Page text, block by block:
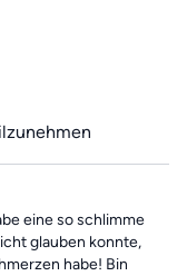
eine so schlimme
glauben konnte,
habe! Bin